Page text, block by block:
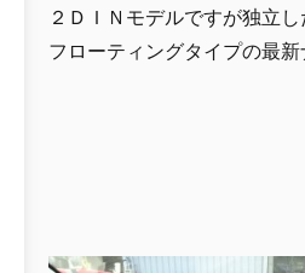
２ＤＩＮモデルですが独立
フローティングタイプの最新